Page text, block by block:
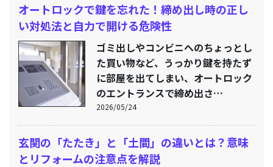
オートロックで鍵を忘れた！締め出し時の正し
い対処法と自力で開ける危険性
ゴミ出しやコンビニへのちょっとし
た買い物など、うっかり鍵を持たず
に部屋を出てしまい、オートロック
のエントランスで締め出さ…
2026/05/24
玄関の「たたき」と「土間」の違いとは？意味
とリフォームの注意点を解説